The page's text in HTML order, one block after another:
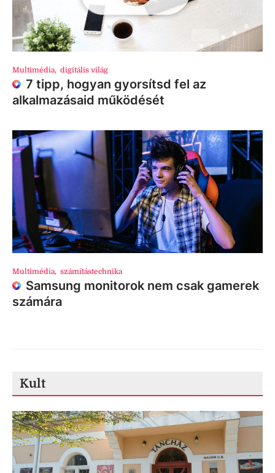
Multimédia, digitális világ
7 tipp, hogyan gyorsítsd fel az
alkalmazásaid működését
Multimédia, számítástechnika
Samsung monitorok nem csak gamerek
számára
Kult